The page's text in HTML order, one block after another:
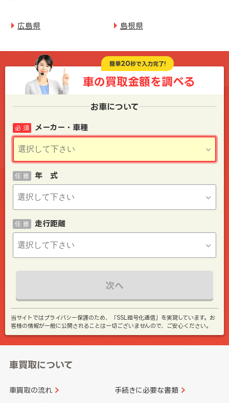
広島県 島根県
簡単20秒で入力完了!
車の買取金額を調べる
お車について
メーカー・車種
必 須
年 式
任 意
走行距離
任 意
次へ
当サイトではプライバシー保護のため、「SSL暗号化通信」を実現しています。お
客様の情報が一般に公開されることは一切ございませんので、ご安心ください。
車買取について
車買取の流れ 手続きに必要な書類